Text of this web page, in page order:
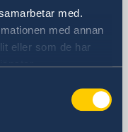
med.
med annan
eller som de har
svenskar
dessutom